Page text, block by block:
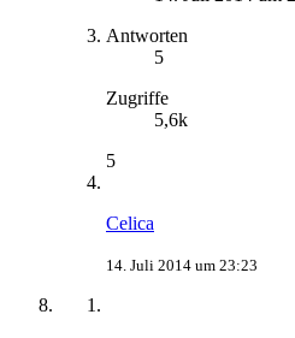
Antworten
5
Zugriffe
5,6k
5
Celica
14. Juli 2014 um 23:23